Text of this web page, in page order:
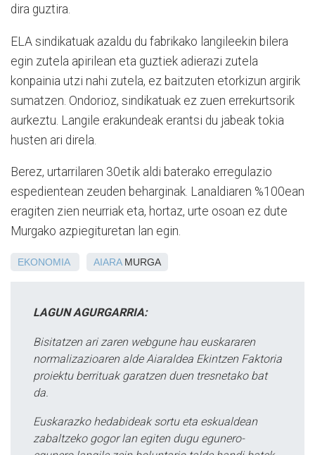
dira guztira.
ELA sindikatuak azaldu du fabrikako langileekin bilera
egin zutela apirilean eta guztiek adierazi zutela
konpainia utzi nahi zutela, ez baitzuten etorkizun argirik
sumatzen. Ondorioz, sindikatuak ez zuen errekurtsorik
aurkeztu. Langile erakundeak erantsi du jabeak tokia
husten ari direla.
Berez, urtarrilaren 30etik aldi baterako erregulazio
espedientean zeuden beharginak. Lanaldiaren %100ean
eragiten zien neurriak eta, hortaz, urte osoan ez dute
Murgako azpiegituretan lan egin.
EKONOMIA AIARAMURGA
LAGUN AGURGARRIA:
Bisitatzen ari zaren webgune hau euskararen
normalizazioaren alde Aiaraldea Ekintzen Faktoria
proiektu berrituak garatzen duen tresnetako bat
da.
Euskarazko hedabideak sortu eta eskualdean
zabaltzeko gogor lan egiten dugu egunero-